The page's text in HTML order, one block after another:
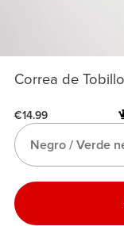
Correa de
€14.99
Negro / Verde